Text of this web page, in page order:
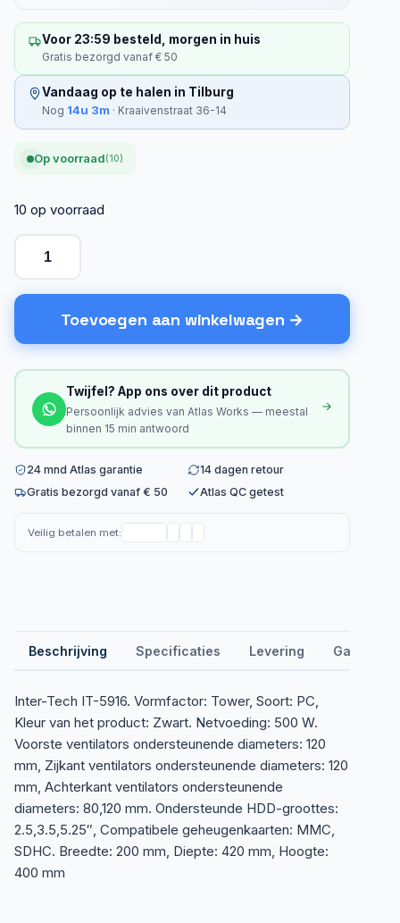
Voor 23:59 besteld, morgen in huis
Gratis bezorgd vanaf € 50
Vandaag op te halen in Tilburg
Nog 14u 3m · Kraaivenstraat 36-14
Op voorraad(10)
10 op voorraad
Toevoegen aan winkelwagen
Twijfel? App ons over dit product
Persoonlijk advies van Atlas Works — meestal
binnen 15 min antwoord
24 mnd Atlas garantie
14 dagen retour
Gratis bezorgd vanaf € 50
Atlas QC getest
Veilig betalen met:
Beschrijving Specificaties Levering Garantie
Inter-Tech IT-5916. Vormfactor: Tower, Soort: PC,
Kleur van het product: Zwart. Netvoeding: 500 W.
Voorste ventilators ondersteunende diameters: 120
mm, Zijkant ventilators ondersteunende diameters: 120
mm, Achterkant ventilators ondersteunende
diameters: 80,120 mm. Ondersteunde HDD-groottes:
2.5,3.5,5.25″, Compatibele geheugenkaarten: MMC,
SDHC. Breedte: 200 mm, Diepte: 420 mm, Hoogte:
400 mm